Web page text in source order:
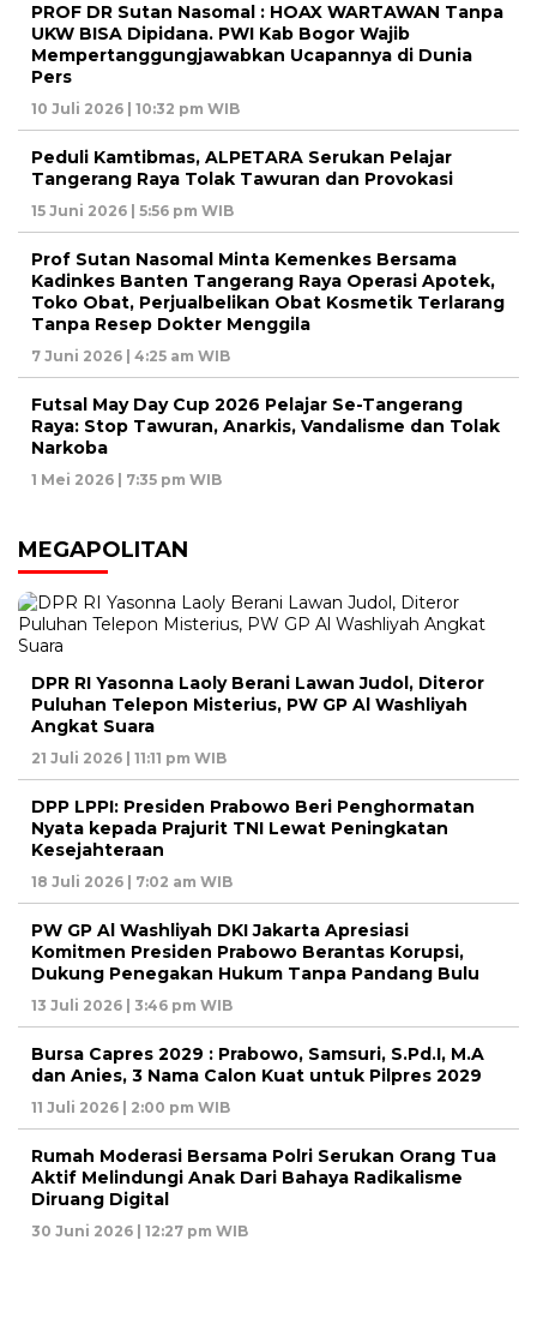
PROF DR Sutan Nasomal : HOAX WARTAWAN Tanpa
UKW BISA Dipidana. PWI Kab Bogor Wajib
Mempertanggungjawabkan Ucapannya di Dunia
Pers
10 Juli 2026 | 10:32 pm WIB
Peduli Kamtibmas, ALPETARA Serukan Pelajar
Tangerang Raya Tolak Tawuran dan Provokasi
15 Juni 2026 | 5:56 pm WIB
Prof Sutan Nasomal Minta Kemenkes Bersama
Kadinkes Banten Tangerang Raya Operasi Apotek,
Toko Obat, Perjualbelikan Obat Kosmetik Terlarang
Tanpa Resep Dokter Menggila
7 Juni 2026 | 4:25 am WIB
Futsal May Day Cup 2026 Pelajar Se-Tangerang
Raya: Stop Tawuran, Anarkis, Vandalisme dan Tolak
Narkoba
1 Mei 2026 | 7:35 pm WIB
MEGAPOLITAN
DPR RI Yasonna Laoly Berani Lawan Judol, Diteror
Puluhan Telepon Misterius, PW GP Al Washliyah
Angkat Suara
21 Juli 2026 | 11:11 pm WIB
DPP LPPI: Presiden Prabowo Beri Penghormatan
Nyata kepada Prajurit TNI Lewat Peningkatan
Kesejahteraan
18 Juli 2026 | 7:02 am WIB
PW GP Al Washliyah DKI Jakarta Apresiasi
Komitmen Presiden Prabowo Berantas Korupsi,
Dukung Penegakan Hukum Tanpa Pandang Bulu
13 Juli 2026 | 3:46 pm WIB
Bursa Capres 2029 : Prabowo, Samsuri, S.Pd.I, M.A
dan Anies, 3 Nama Calon Kuat untuk Pilpres 2029
11 Juli 2026 | 2:00 pm WIB
Rumah Moderasi Bersama Polri Serukan Orang Tua
Aktif Melindungi Anak Dari Bahaya Radikalisme
Diruang Digital
30 Juni 2026 | 12:27 pm WIB